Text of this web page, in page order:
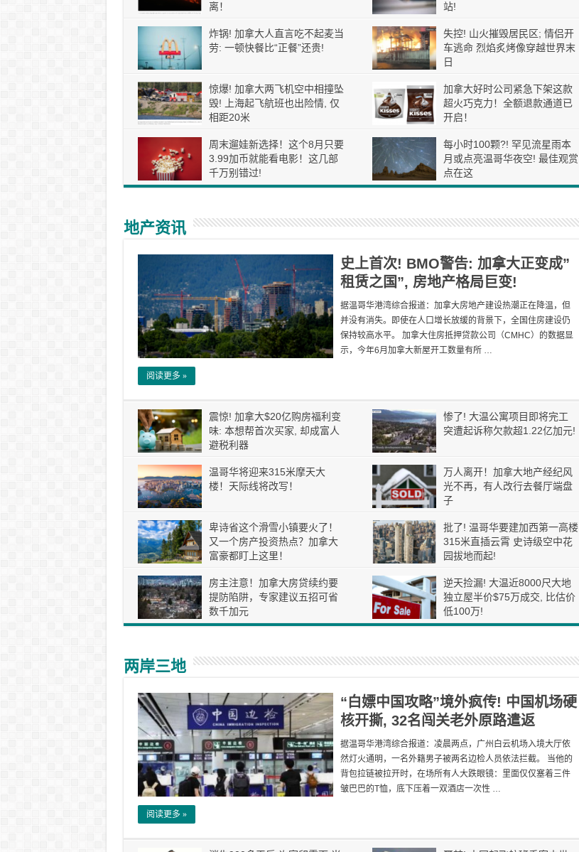
离！
站!
炸锅! 加拿大人直言吃不起麦当
劳: 一顿快餐比“正餐”还贵!
失控! 山火摧毁居民区; 情侣开
车逃命 烈焰炙烤像穿越世界末
日
惊爆! 加拿大两飞机空中相撞坠
毁! 上海起飞航班也出险情, 仅
相距20米
加拿大好时公司紧急下架这款
超火巧克力！全额退款通道已
开启！
周末遛娃新选择！这个8月只要
3.99加币就能看电影！这几部
千万别错过!
每小时100颗?! 罕见流星雨本
月或点亮温哥华夜空! 最佳观赏
点在这
地产资讯
史上首次! BMO警告: 加拿大正变成”
租赁之国”, 房地产格局巨变!
据温哥华港湾综合报道：加拿大房地产建设热潮正在降温，但
并没有消失。即使在人口增长放缓的背景下，全国住房建设仍
保持较高水平。 加拿大住房抵押贷款公司（CMHC）的数据显
示，今年6月加拿大新屋开工数量有所 …
阅读更多 »
震惊! 加拿大$20亿购房福利变
味: 本想帮首次买家, 却成富人
避税利器
惨了! 大温公寓项目即将完工
突遭起诉称欠款超1.22亿加元!
温哥华将迎来315米摩天大
楼！天际线将改写！
万人离开！加拿大地产经纪风
光不再，有人改行去餐厅端盘
子
卑诗省这个滑雪小镇要火了！
又一个房产投资热点？加拿大
富豪都盯上这里！
批了! 温哥华要建加西第一高楼
315米直插云霄 史诗级空中花
园拔地而起!
房主注意！加拿大房贷续约要
提防陷阱，专家建议五招可省
数千加元
逆天捡漏! 大温近8000尺大地
独立屋半价$75万成交, 比估价
低100万!
两岸三地
“白嫖中国攻略”境外疯传! 中国机场硬
核开撕, 32名闯关老外原路遣返
据温哥华港湾综合报道：凌晨两点，广州白云机场入境大厅依
然灯火通明，一名外籍男子被两名边检人员依法拦截。 当他的
背包拉链被拉开时，在场所有人大跌眼镜：里面仅仅塞着三件
皱巴巴的T恤，底下压着一双酒店一次性 …
阅读更多 »